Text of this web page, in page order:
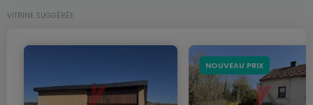
VITRINE SUGGÉRÉE
NOUVEAU PRIX